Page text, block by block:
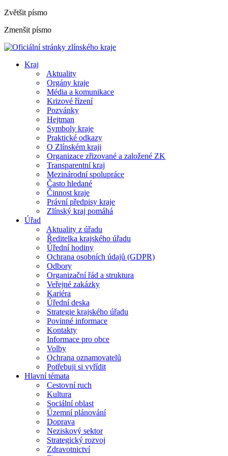
Zvětšit písmo
Zmenšit písmo
Kraj
Aktuality
Orgány kraje
Média a komunikace
Krizové řízení
Pozvánky
Hejtman
Symboly kraje
Praktické odkazy
O Zlínském kraji
Organizace zřizované a založené ZK
Transparentní kraj
Mezinárodní spolupráce
Často hledané
Činnost kraje
Právní předpisy kraje
Zlínský kraj pomáhá
Úřad
Aktuality z úřadu
Ředitelka krajského úřadu
Úřední hodiny
Ochrana osobních údajů (GDPR)
Odbory
Organizační řád a struktura
Veřejné zakázky
Kariéra
Úřední deska
Strategie krajského úřadu
Povinné informace
Kontakty
Informace pro obce
Volby
Ochrana oznamovatelů
Potřebuji si vyřídit
Hlavní témata
Cestovní ruch
Kultura
Sociální oblast
Územní plánování
Doprava
Neziskový sektor
Strategický rozvoj
Zdravotnictví